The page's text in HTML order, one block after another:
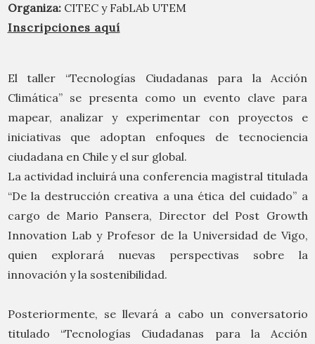
Organiza:CITEC y FabLAb UTEM
Inscripciones aquí
El taller “Tecnologías Ciudadanas para la Acción
Climática” se presenta como un evento clave para
mapear, analizar y experimentar con proyectos e
iniciativas que adoptan enfoques de tecnociencia
ciudadana en Chile y el sur global.
La actividad incluirá una conferencia magistral titulada
“De la destrucción creativa a una ética del cuidado” a
cargo de Mario Pansera, Director del Post Growth
Innovation Lab y Profesor de la Universidad de Vigo,
quien explorará nuevas perspectivas sobre la
innovación y la sostenibilidad.
Posteriormente, se llevará a cabo un conversatorio
titulado “Tecnologías Ciudadanas para la Acción